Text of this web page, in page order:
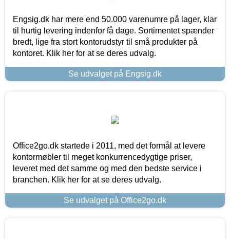
Engsig.dk har mere end 50.000 varenumre på lager, klar
til hurtig levering indenfor få dage. Sortimentet spænder
bredt, lige fra stort kontorudstyr til små produkter på
kontoret. Klik her for at se deres udvalg.
Se udvalget på Engsig.dk
Office2go.dk startede i 2011, med det formål at levere
kontormøbler til meget konkurrencedygtige priser,
leveret med det samme og med den bedste service i
branchen. Klik her for at se deres udvalg.
Se udvalget på Office2go.dk